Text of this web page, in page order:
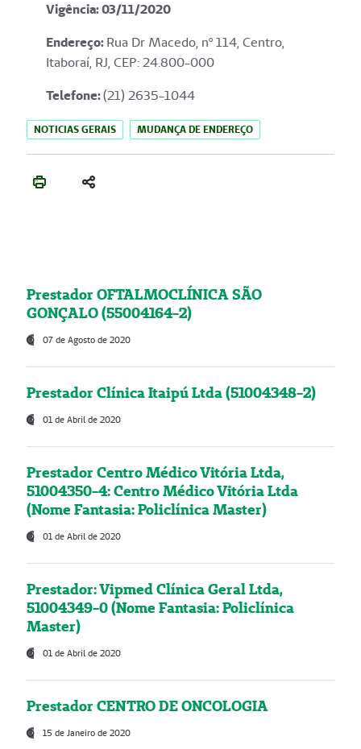
Vigência: 03/11/2020
Endereço:Rua Dr Macedo, nº 114, Centro,
Itaboraí, RJ, CEP: 24.800-000
Telefone:(21) 2635-1044
NOTICIAS GERAIS MUDANÇA DE ENDEREÇO
Prestador OFTALMOCLÍNICA SÃO
GONÇALO (55004164-2)
07 de Agosto de 2020
Prestador Clínica Itaipú Ltda (51004348-2)
01 de Abril de 2020
Prestador Centro Médico Vitória Ltda,
51004350-4: Centro Médico Vitória Ltda
(Nome Fantasia: Policlínica Master)
01 de Abril de 2020
Prestador: Vipmed Clínica Geral Ltda,
51004349-0 (Nome Fantasia: Policlínica
Master)
01 de Abril de 2020
Prestador CENTRO DE ONCOLOGIA
15 de Janeiro de 2020